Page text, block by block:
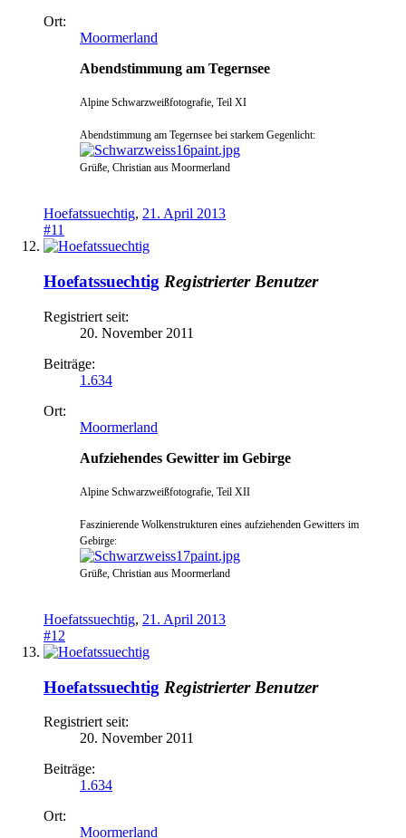
Ort:
Moormerland
Abendstimmung am Tegernsee
Alpine Schwarzweißfotografie, Teil XI
Abendstimmung am Tegernsee bei starkem Gegenlicht:
Grüße, Christian aus Moormerland
Hoefatssuechtig, 21. April 2013
#11
Hoefatssuechtig Registrierter Benutzer
Registriert seit:
20. November 2011
Beiträge:
1.634
Ort:
Moormerland
Aufziehendes Gewitter im Gebirge
Alpine Schwarzweißfotografie, Teil XII
Faszinierende Wolkenstrukturen eines aufziehenden Gewitters im
Gebirge:
Grüße, Christian aus Moormerland
Hoefatssuechtig, 21. April 2013
#12
Hoefatssuechtig Registrierter Benutzer
Registriert seit:
20. November 2011
Beiträge:
1.634
Ort:
Moormerland